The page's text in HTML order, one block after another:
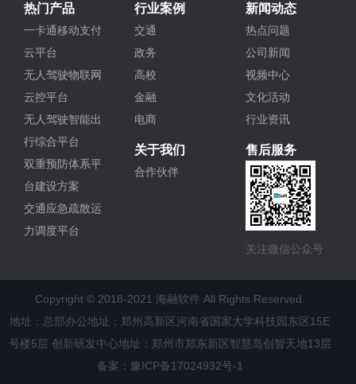
热门产品
一卡通移动支付
云平台
无人驾驶物联网
云控平台
无人驾驶智能出
行综合平台
双重预防体系平
台建设方案
交通应急疏散运
力调度平台
行业案例
交通
政务
高校
金融
电商
新闻动态
热点问题
公司新闻
视频中心
文化活动
行业资讯
关于我们
合作伙伴
售后服务
关注微信公众号
Copyright © 2018-2021 海融软件 All Rights Reserved.
地址：总部办公地址：郑州高新区河南省国家大学科技园东区15E
号楼5层 创新研发中心地址：郑州市郑东新区智慧岛创智天地13层
备案：豫ICP备17024932号-1